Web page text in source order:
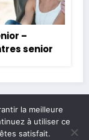
–
senior
A propos
la meilleure
à utiliser ce
satisfait.